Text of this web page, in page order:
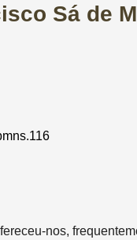
Sá de
nos,